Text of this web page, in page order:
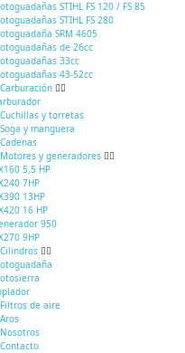
STIHL FS 120 / FS 85
STIHL FS 280
SRM 4605
de 26cc
33cc
43-52cc
Carburación
Cuchillas y torretas
Soga y manguera
Cadenas
Motores y generadores
5,5 HP
7HP
13HP
16 HP
950
9HP
Cilindros
Filtros de aire
Aros
Nosotros
Contacto